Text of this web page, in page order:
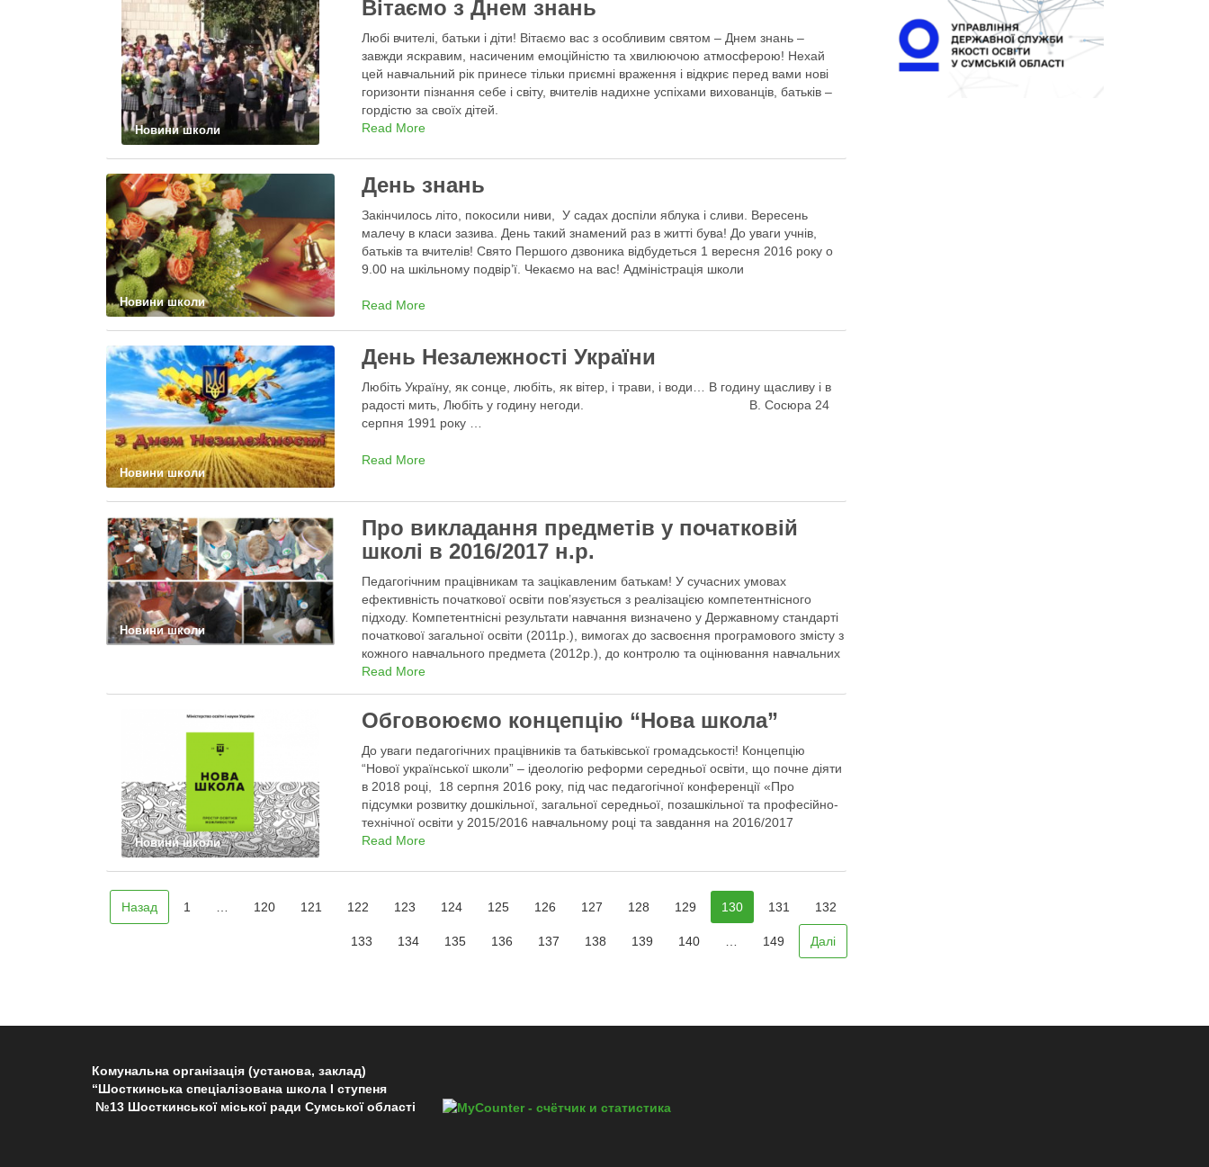
Новини школи
Вітаємо з Днем знань
Любі вчителі, батьки і діти! Вітаємо вас з особливим святом – Днем знань –
завжди яскравим, насиченим емоційністю та хвилюючою атмосферою! Нехай
цей навчальний рік принесе тільки приємні враження і відкриє перед вами нові
горизонти пізнання себе і світу, вчителів надихне успіхами вихованців, батьків –
гордістю за своїх дітей.
Read More
Новини школи
День знань
Закінчилось літо, покосили ниви, У садах доспіли яблука і сливи. Вересень
малечу в класи зазива. День такий знамений раз в житті бува! До уваги учнів,
батьків та вчителів! Свято Першого дзвоника відбудеться 1 вересня 2016 року о
9.00 на шкільному подвір’ї. Чекаємо на вас! Адміністрація школи
Read More
Новини школи
День Незалежності України
Любіть Україну, як сонце, любіть, як вітер, і трави, і води… В годину щасливу і в
радості мить, Любіть у годину негоди. В. Сосюра 24
серпня 1991 року …
Read More
Новини школи
Про викладання предметів у початковій
школі в 2016/2017 н.р.
Педагогічним працівникам та зацікавленим батькам! У сучасних умовах
ефективність початкової освіти пов’язується з реалізацією компетентнісного
підходу. Компетентнісні результати навчання визначено у Державному стандарті
початкової загальної освіти (2011р.), вимогах до засвоєння програмового змісту з
кожного навчального предмета (2012р.), до контролю та оцінювання навчальних
досягнень учнів (2014р.). Нині постає потреба у визначенні …
Read More
Новини школи
Обговоюємо концепцію “Нова школа”
До уваги педагогічних працівників та батьківської громадськості! Концепцію
“Нової української школи” – ідеологію реформи середньої освіти, що почне діяти
в 2018 році, 18 серпня 2016 року, під час педагогічної конференції «Про
підсумки розвитку дошкільної, загальної середньої, позашкільної та професійно-
технічної освіти у 2015/2016 навчальному році та завдання на 2016/2017
навчальний рік» …
Read More
Назад 1 120 121 122 123 124 125 126 127 128 129 130 131 132
133 134 135 136 137 138 139 140 149 Далі
Комунальна організація (установа, заклад)
“Шосткинська спеціалізована школа І ступеня
№13 Шосткинської міської ради Сумської області